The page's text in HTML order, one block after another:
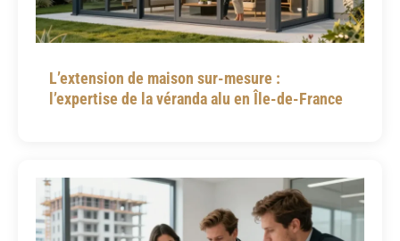
L’extension de maison sur-mesure :
l’expertise de la véranda alu en Île-de-France